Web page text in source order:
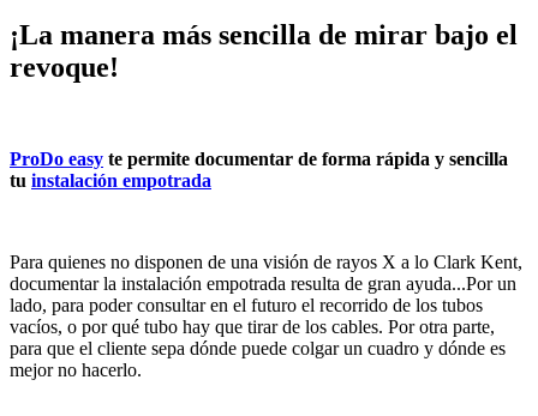
¡La manera más sencilla de mirar bajo el
revoque!
ProDo easy te permite documentar de forma rápida y sencilla
tu instalación empotrada
Para quienes no disponen de una visión de rayos X a lo Clark Kent,
documentarla instalación empotrada resulta de gran ayuda...Por un
lado, para poder consultar en el futuro el recorrido de los tubos
vacíos, o por qué tubo hay que tirarde los cables. Porotra parte,
para que el cliente sepa dónde puede colgarun cuadro y dónde es
mejorno hacerlo.